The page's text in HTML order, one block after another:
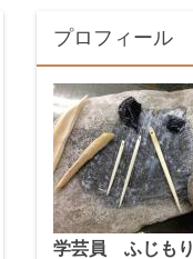
プロフィール
学芸員 ふじもり